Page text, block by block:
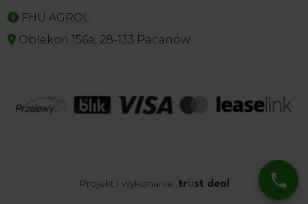
FHU AGROL
Oblekoń 156a, 28-133 Pacanów
Projekt i wykonanie